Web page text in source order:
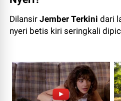
DilansirJember Terkini dari
nyeri betis kiri seringkali